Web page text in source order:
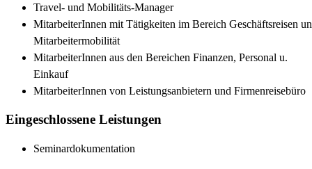
Travel- und Mobilitäts-Manager
MitarbeiterInnen mit Tätigkeiten im Bereich Geschäftsreisen
Mitarbeitermobilität
MitarbeiterInnen aus den Bereichen Finanzen, Personal u.
Einkauf
MitarbeiterInnen von Leistungsanbietern und Firmenreisebüro
Eingeschlossene Leistungen
Seminardokumentation